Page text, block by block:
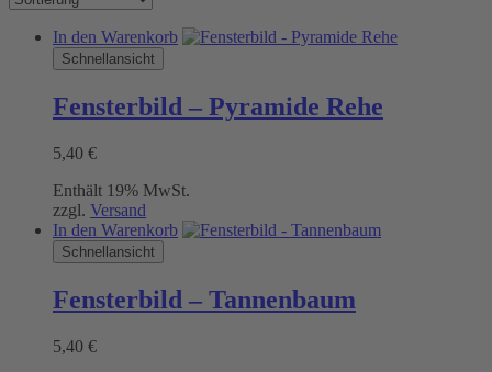
In den Warenkorb
Schnellansicht
Fensterbild – Pyramide Rehe
5,40 €
Enthält 19% MwSt.
zzgl. Versand
In den Warenkorb
Schnellansicht
Fensterbild – Tannenbaum
5,40 €